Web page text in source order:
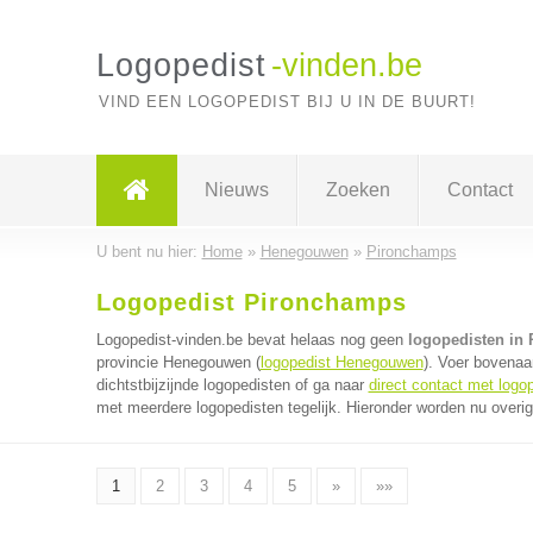
Logopedist -vinden.be
VIND EEN LOGOPEDIST BIJ U IN DE BUURT!
Nieuws Zoeken Contact
U bent nu hier: Home» Henegouwen» Pironchamps
Logopedist Pironchamps
Logopedist-vinden.be bevat helaas nog geen logopedisten in
provincie Henegouwen (logopedist Henegouwen). Voer
dichtstbijzijnde logopedisten of ga naar direct contact met
met meerdere logopedisten tegelijk. Hieronder worden nu
1 2 3 4 5 » »»